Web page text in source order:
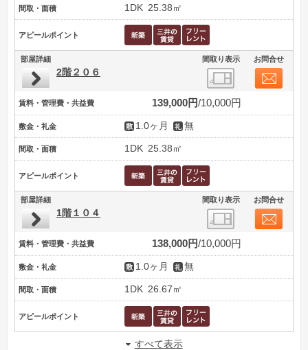
間取・面積 1DK 25.38㎡
アピールポイント
部屋詳細 間取り表示 お問合せ
2階２０６
賃料・管理費・共益費 139,000円 10,000円
敷金・礼金 1.0ヶ月 無
間取・面積 1DK 25.38㎡
アピールポイント
部屋詳細 間取り表示 お問合せ
1階１０４
賃料・管理費・共益費 138,000円 10,000円
敷金・礼金 1.0ヶ月 無
間取・面積 1DK 26.67㎡
アピールポイント
すべて表示